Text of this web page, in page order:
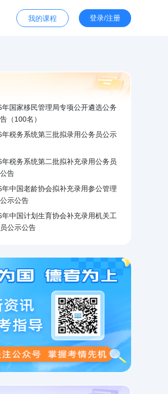
我的课程 登录/注册
年国家移民管理局专项公开遴选公务
（100名）
年税务系统第三批拟录用公务员公示
年税务系统第二批拟补充录用公务员
告
年中国老龄协会拟补充录用参公管理
示公告
年中国计划生育协会补充录用机关工
公示公告